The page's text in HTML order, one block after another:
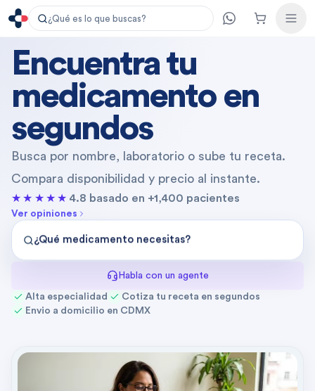
¿Qué es lo que buscas?
Encuentra tu
medicamento en
segundos
Busca por nombre, laboratorio o sube tu receta.
Compara disponibilidad y precio al instante.
★★★★★ 4.8 basado en +1,400 pacientes
Ver opiniones
¿Qué medicamento necesitas?
Habla con un agente
Alta especialidad
Cotiza tu receta en segundos
Envio a domicilio en CDMX